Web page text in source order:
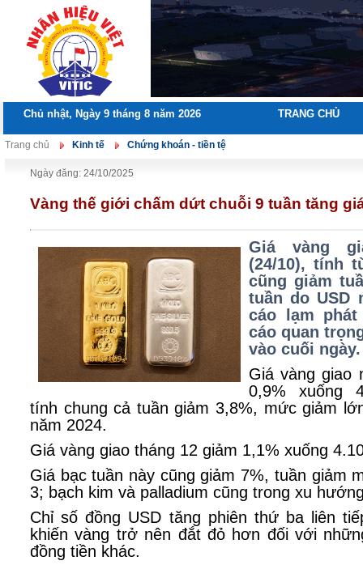
Chủ nhật, Ngày 9 tháng 8 năm 2026 TRANG CHỦ
Trang chủ Kinh tế Chứng khoán - tiền tệ
Ngày đăng: 24/10/2025
Vàng thế giới chấm dứt chuỗi 9 tuần tăng
Giá vàng
(24/10), tính
cũng giảm
tuần do USD
cáo lạm
cáo quan
vào cuối
Giá vàng giao
0,9% xuống
tính chung cả tuần giảm 3,8%, mức giảm
năm 2024.
Giá vàng giao tháng 12 giảm 1,1% xuống
Giá bạc tuần này cũng giảm 7%, tuần giảm
3; bạch kim và palladium cũng trong xu
Chỉ số đồng USD tăng phiên thứ ba liên
khiến vàng trở nên đắt đỏ hơn đối với
đồng tiền khác.